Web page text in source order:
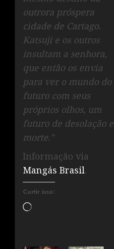
outrora próspera
cidade de Cartago.
Katsuji e os outros
insultam a senhora,
que então os envia
para ver o mundo do
futuro com seus
próprios olhos, um
futuro de desolação e
morte.”
Informação via
Mangás Brasil.
Curtir isso: